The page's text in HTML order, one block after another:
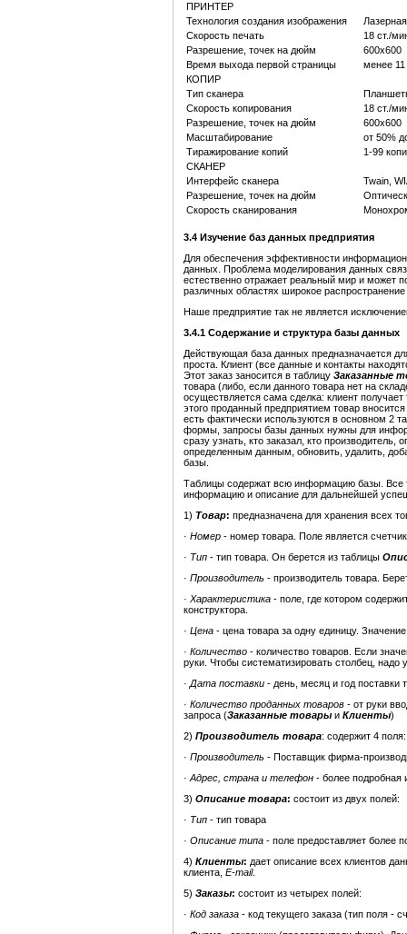
ПРИНТЕР
Технология создания изображения
Скорость печать
18 ст./
Разрешение, точек на дюйм
600x600
Время выхода первой страницы
менее 11
КОПИР
Тип сканера
Скорость копирования
18 ст./
Разрешение, точек на дюйм
600x600
Масштабирование
от 50%
Тиражирование копий
1-99
СКАНЕР
Интерфейс сканера
Twain,
Разрешение, точек на дюйм
Скорость сканирования
3.4 Изучение баз данных предприятия
Для обеспечения эффективности
данных. Проблема моделирования данных
естественно отражает реальный мир и может
различных областях широкое
Наше предприятие так не является
3.4.1 Содержание и структура базы данных
Действующая база данных предназначается
проста. Клиент (все данные и контакты
Этот заказ заносится в таблицу Заказанные
товара (либо, если данного товара нет на
осуществляется сама сделка: клиент
этого проданный предприятием товар
есть фактически используются в основном 2
формы, запросы базы данных нужны для
сразу узнать, кто заказал, кто
определенным данным, обновить, удалить,
базы.
Таблицы содержат всю информацию базы. Все
информацию и описание для дальнейшей
1) Товар: предназначена для хранения всех
· Номер - номер товара. Поле является
· Тип - тип товара. Он берется из таблицы
· Производитель - производитель товара.
· Характеристика - поле, где котором
конструктора.
· Цена - цена товара за одну единицу.
· Количество - количество товаров. Если
руки. Чтобы систематизировать столбец, надо
· Дата поставки - день, месяц и год поставки
· Количество проданных товаров - от руки
запроса (Заказанные товарыи Клиенты)
2) Производитель товара: содержит 4 поля:
· Производитель - Поставщик фирма-
· Адрес, страна и телефон - более подробная
3) Описание товара: состоит из двух полей:
· Тип - тип товара
· Описание типа - поле предоставляет более
4) Клиенты: дает описание всех клиентов
клиента, E-mail.
5) Заказы: состоит из четырех полей:
· Код заказа - код текущего заказа (тип поля -